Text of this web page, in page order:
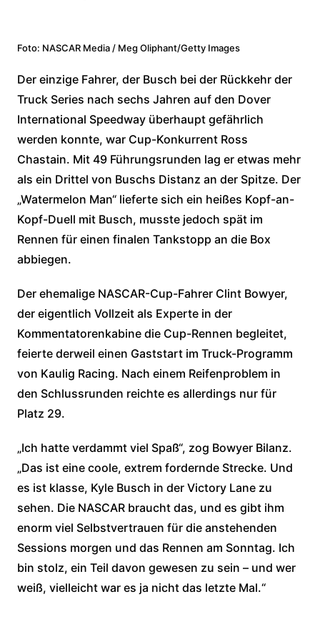
Foto: NASCAR Media / Meg Oliphant/Getty Images
Der einzige Fahrer, der Busch bei der Rückkehr der
Truck Series nach sechs Jahren auf den Dover
International Speedway überhaupt gefährlich
werden konnte, war Cup-Konkurrent Ross
Chastain. Mit 49 Führungsrunden lag er etwas mehr
als ein Drittel von Buschs Distanz an der Spitze. Der
„Watermelon Man“ lieferte sich ein heißes Kopf-an-
Kopf-Duell mit Busch, musste jedoch spät im
Rennen für einen finalen Tankstopp an die Box
abbiegen.
Der ehemalige NASCAR-Cup-Fahrer Clint Bowyer,
der eigentlich Vollzeit als Experte in der
Kommentatorenkabine die Cup-Rennen begleitet,
feierte derweil einen Gaststart im Truck-Programm
von Kaulig Racing. Nach einem Reifenproblem in
den Schlussrunden reichte es allerdings nur für
Platz 29.
„Ich hatte verdammt viel Spaß“, zog Bowyer Bilanz.
„Das ist eine coole, extrem fordernde Strecke. Und
es ist klasse, Kyle Busch in der Victory Lane zu
sehen. Die NASCAR braucht das, und es gibt ihm
enorm viel Selbstvertrauen für die anstehenden
Sessions morgen und das Rennen am Sonntag. Ich
bin stolz, ein Teil davon gewesen zu sein – und wer
weiß, vielleicht war es ja nicht das letzte Mal.“